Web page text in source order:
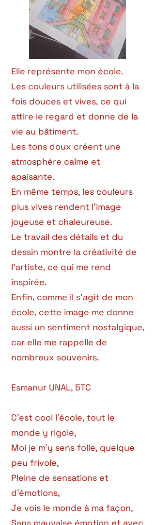
Elle représente mon école.
Les couleurs utilisées sont à la
fois douces et vives, ce qui
attire le regard et donne de la
vie au bâtiment.
Les tons doux créent une
atmosphère calme et
apaisante.
En même temps, les couleurs
plus vives rendent l’image
joyeuse et chaleureuse.
Le travail des détails et du
dessin montre la créativité de
l’artiste, ce qui me rend
inspirée.
Enfin, comme il s’agit de mon
école, cette image me donne
aussi un sentiment nostalgique,
car elle me rappelle de
nombreux souvenirs.
Esmanur UNAL, 5TC
C'est cool l'école, tout le
monde y rigole,
Moi je m'y sens folle, quelque
peu frivole,
Pleine de sensations et
d'émotions,
Je vois le monde à ma façon,